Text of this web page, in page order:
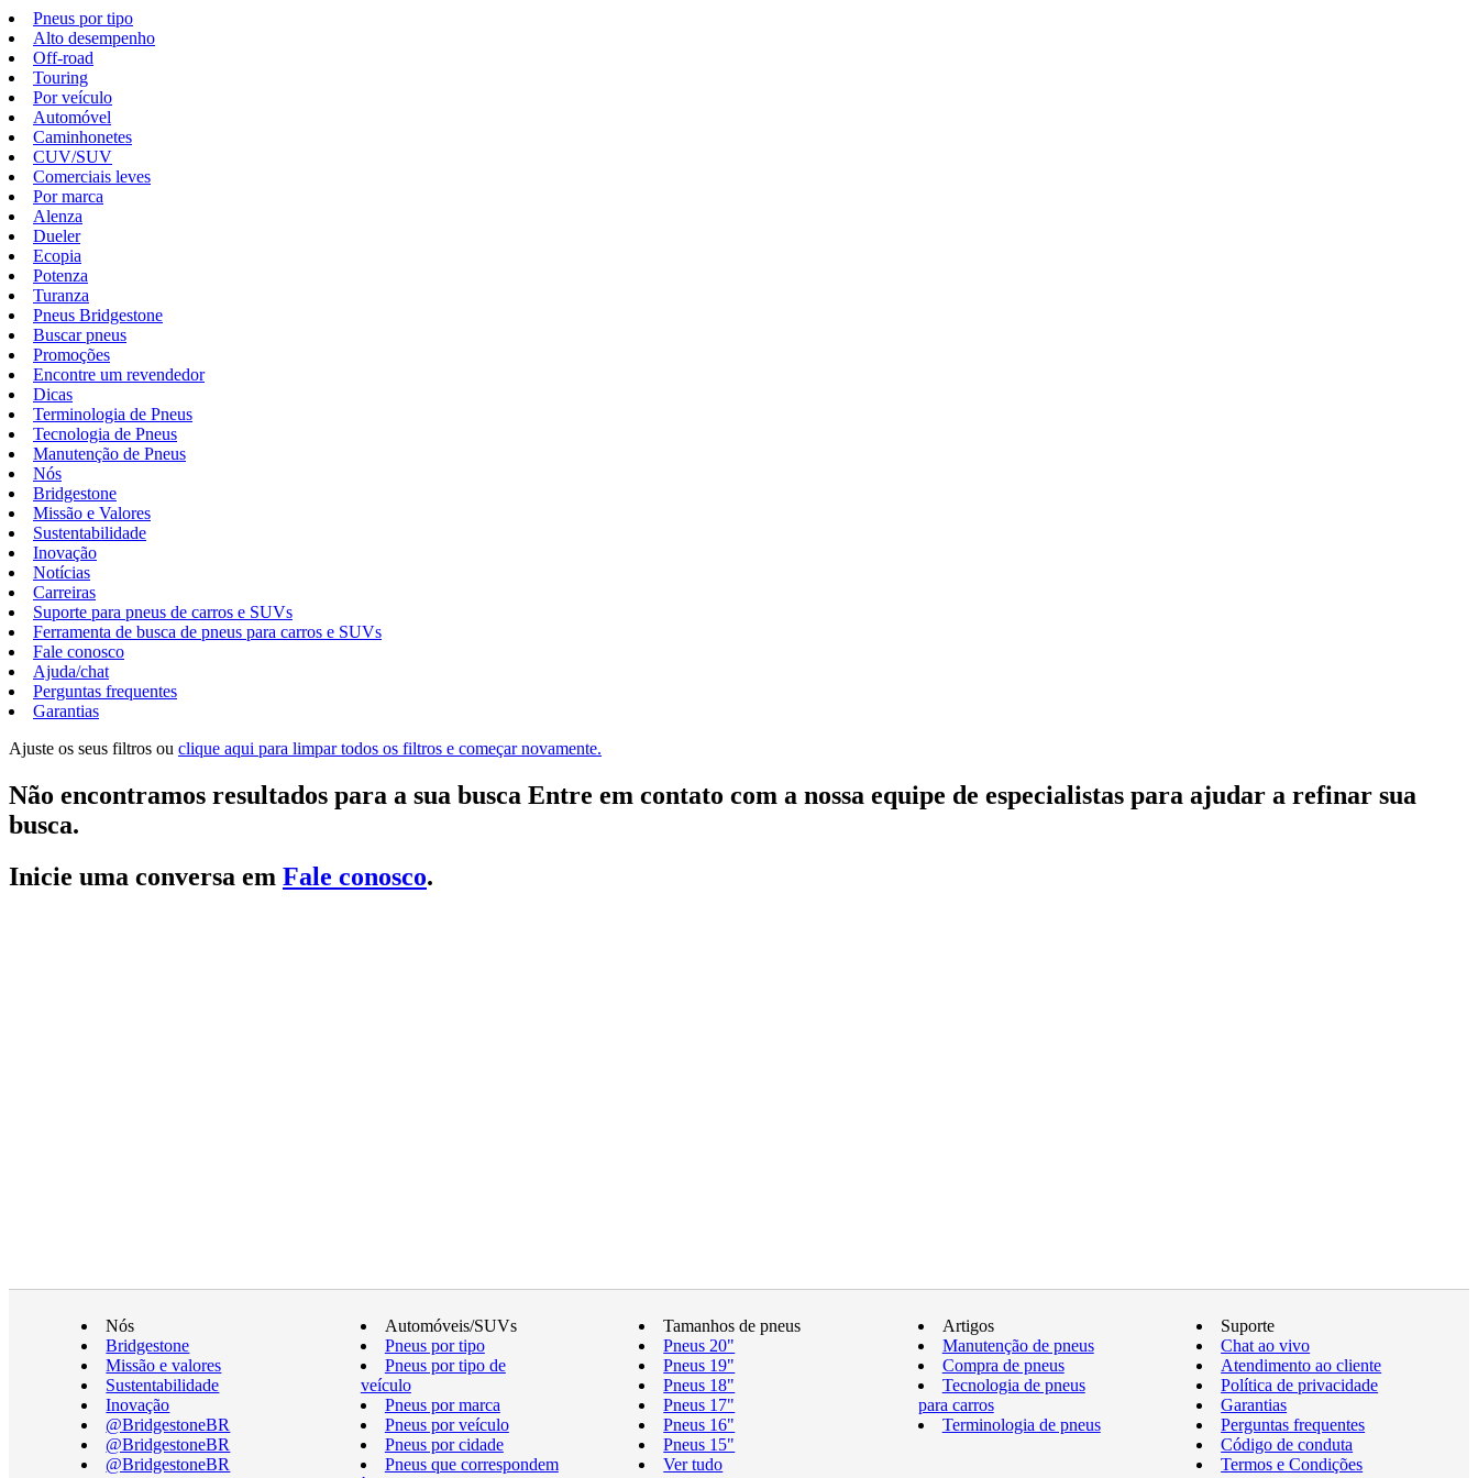
Pneus por tipo
Alto desempenho
Off-road
Touring
Por veículo
Automóvel
Caminhonetes
CUV/SUV
Comerciais leves
Por marca
Alenza
Dueler
Ecopia
Potenza
Turanza
Pneus Bridgestone
Buscar pneus
Promoções
Encontre um revendedor
Dicas
Terminologia de Pneus
Tecnologia de Pneus
Manutenção de Pneus
Nós
Bridgestone
Missão e Valores
Sustentabilidade
Inovação
Notícias
Carreiras
Suporte para pneus de carros e SUVs
Ferramenta de busca de pneus para carros e SUVs
Fale conosco
Ajuda/chat
Perguntas frequentes
Garantias
Ajuste os seus filtros ou clique aqui para limpar todos os filtros e começar novamente.
Não encontramos resultados para a sua busca Entre em contato com a nossa equipe de especialistas para ajudar a refinar sua
busca.
Inicie uma conversa em Fale conosco.
Nós
Bridgestone
Missão e valores
Sustentabilidade
Inovação
@BridgestoneBR
@BridgestoneBR
@BridgestoneBR
Automóveis/SUVs
Pneus por tipo
Pneus por tipo de
veículo
Pneus por marca
Pneus por veículo
Pneus por cidade
Pneus que correspondem
Tamanhos de pneus
Pneus 20"
Pneus 19"
Pneus 18"
Pneus 17"
Pneus 16"
Pneus 15"
Ver tudo
Artigos
Manutenção de pneus
Compra de pneus
Tecnologia de pneus
para carros
Terminologia de pneus
Suporte
Chat ao vivo
Atendimento ao cliente
Política de privacidade
Garantias
Perguntas frequentes
Código de conduta
Termos e Condições